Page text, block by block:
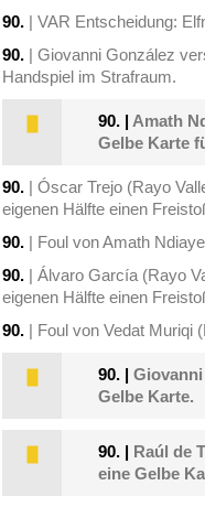
90. | VAR Entscheidung:
90. | Giovanni González
Handspiel im Strafraum.
90. | Amath
Gelbe Karte
90. | Óscar Trejo (Rayo
eigenen Hälfte einen
90. | Foul von Amath
90. | Álvaro García (Rayo
eigenen Hälfte einen
90. | Foul von Vedat Muriqi
90. |
Gelbe Karte.
90. | Raúl de
eine Gelbe